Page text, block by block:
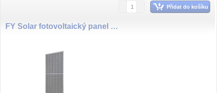
Přidat do košíku
FY Solar fotovoltaický panel 455Wp monokrystalický stříbrný rám Množství: 1 kus